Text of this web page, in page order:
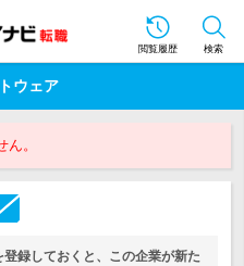
閲覧履歴 検索
ウェア
。
録しておくと、この企業が新た